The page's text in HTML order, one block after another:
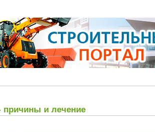
и лечение